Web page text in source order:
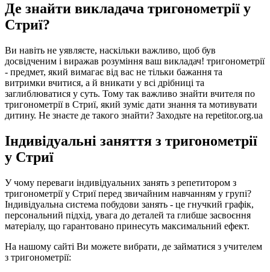
Де знайти викладача тригонометрії у
Стриї?
Ви навіть не уявляєте, наскільки важливо, щоб був
досвідченим і виражав розуміння ваш викладач! тригонометрії
- предмет, який вимагає від вас не тільки бажання та
витримки вчитися, а й вникати у всі дрібниці та
заглиблюватися у суть. Тому так важливо знайти вчителя по
тригонометрії в Стриї, який зуміє дати знання та мотивувати
дитину. Не знаєте де такого знайти? Заходьте на repetitor.org.ua
Індивідуальні заняття з тригонометрії
у Стриї
У чому переваги індивідуальних занять з репетитором з
тригонометрії у Стриї перед звичайним навчанням у групі?
Індивідуальна система побудови занять - це гнучкий графік,
персональний підхід, увага до деталей та глибше засвоєння
матеріалу, що гарантовано принесуть максимальний ефект.
На нашому сайті Ви можете вибрати, де займатися з учителем
з тригонометрії: